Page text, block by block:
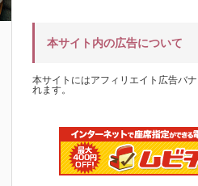
本サイト内の広告について
本サイトにはアフィリエイト広告バ
れます。